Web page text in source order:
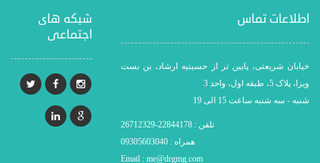
اطلاعات تماس
خیابان شریعتی، پایین تر از حسینیه ارشاد، بن بست
ویرا، پلاک 5، طبقه اول، واحد 3
شنبه - سه شنبه ساعت 15 الی 19
تلفن : 22844178-26712329
همراه : 09305603040
Email : me@drgmg.com
شبکه های
اجتماعی